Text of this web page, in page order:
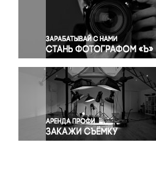
Политика
Правосудие
Происшествия и конфликты
Религия
Светская жизнь
Спорт
Экология
Экономика и бизнес